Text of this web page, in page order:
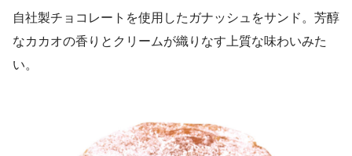
自社製チョコレートを使用したガナッシュをサンド。芳醇
なカカオの香りとクリームが織りなす上質な味わいみた
い。